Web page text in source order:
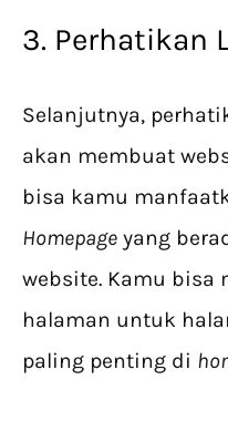
3. Perhatikan
Selanjutnya,
akan membuat
bisa kamu
Homepage yang
website. Kamu bisa
halaman untuk
paling penting di